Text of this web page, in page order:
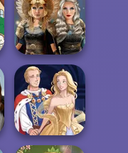
Pixie Friends
Norse
Goddesses